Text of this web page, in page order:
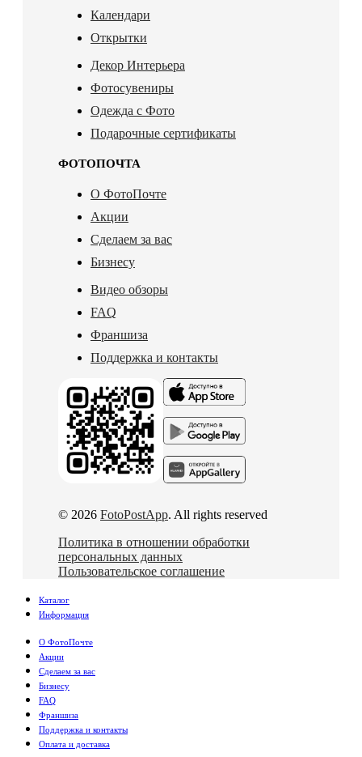
Календари
Открытки
Декор Интерьера
Фотосувениры
Одежда с Фото
Подарочные сертификаты
ФОТОПОЧТА
О ФотоПочте
Акции
Сделаем за вас
Бизнесу
Видео обзоры
FAQ
Франшиза
Поддержка и контакты
© 2026 FotoPostApp. All rights reserved
Политика в отношении обработки
персональных данных
Пользовательское соглашение
Каталог
Информация
О ФотоПочте
Акции
Сделаем за вас
Бизнесу
FAQ
Франшиза
Поддержка и контакты
Оплата и доставка